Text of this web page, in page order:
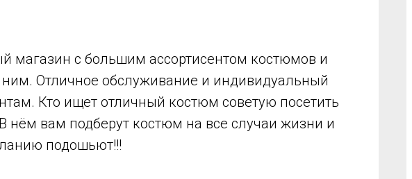
магазин с большим ассортисентом костюмов и
ним. Отличное обслуживание и индивидуальный
Кто ищет отличный костюм советую посетить
нём вам подберут костюм на все случаи жизни и
подошьют!!!